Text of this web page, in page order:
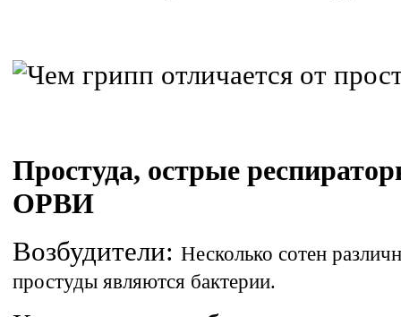
Простуда, острые
ОРВИ
Возбудители: Несколько сотен
простуды являются бактерии.